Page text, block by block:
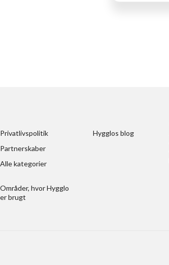
Privatlivspolitik
Partnerskaber
Alle kategorier
Områder, hvor Hygglo
er brugt
Hygglos blog